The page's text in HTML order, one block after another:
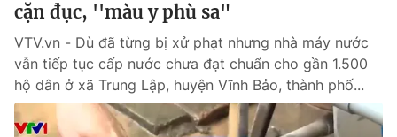
cặn đục, ''màu y phù sa"
VTV.vn - Dù đã từng bị xử phạt nhưng nhà máy nước
vẫn tiếp tục cấp nước chưa đạt chuẩn cho gần 1.500
hộ dân ở xã Trung Lập, huyện Vĩnh Bảo, thành phố...